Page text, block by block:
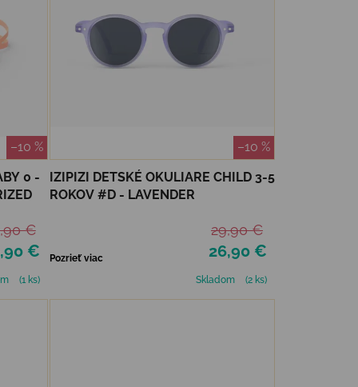
–10 %
0 -
€
€
(1 ks)
–10 %
IZIPIZI DETSKÉ OKULIARE CHILD 3-5
ROKOV #D - LAVENDER
26,90 €
29,90 €
Pozrieť viac
Skladom
(2 ks)